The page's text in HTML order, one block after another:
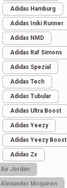
Adidas Hamburg
Adidas Iniki Runner
Adidas NMD
Adidas Raf Simons
Adidas Spezial
Adidas Tech
Adidas Tubular
Adidas Ultra Boost
Adidas Yeezy
Adidas Yeezy Boost
Adidas Zx
Air Jordan
Alexander Mcqueen